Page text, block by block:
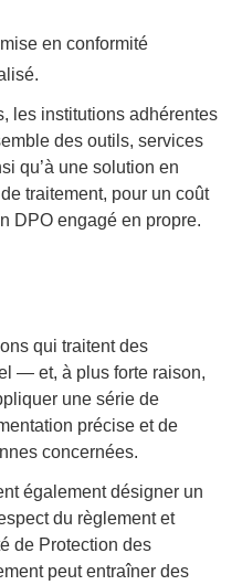
en conformité
les institutions adhérentes
des outils, services
qu’à une solution en
traitement, pour un coût
DPO engagé en propre.
qui traitent des
— et, à plus forte raison,
une série de
précise et de
concernées.
également désigner un
du règlement et
de Protection des
peut entraîner des